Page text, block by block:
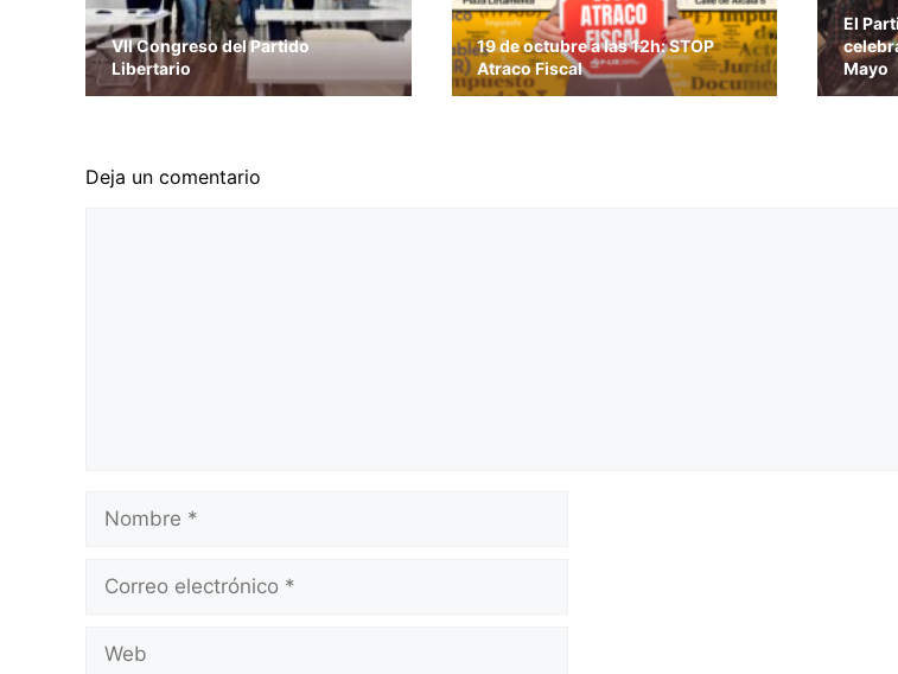
VII Congreso del Partido
Libertario
19 de octubre a las 12h: STOP
Atraco Fiscal
El
Mayo
Deja un comentario
Nombre
Correo
Web